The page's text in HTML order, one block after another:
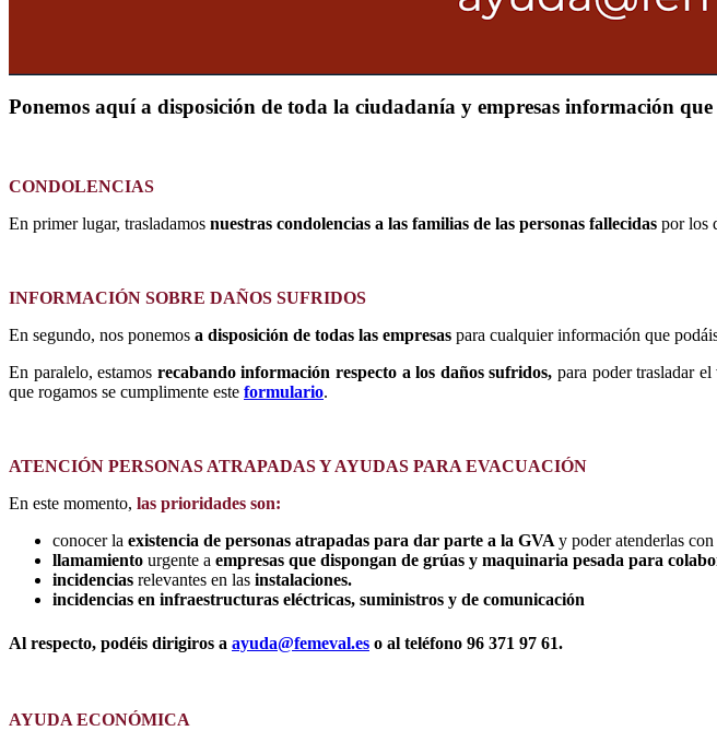
Ponemos aquí a disposición de toda la ciudadanía y empresas información que
CONDOLENCIAS
En primer lugar, trasladamos nuestras condolencias a las familias de las personas fallecidas por los
INFORMACIÓN SOBRE DAÑOS SUFRIDOS
En segundo, nos ponemos a disposición de todas las empresas para cualquier información que
En paralelo, estamos recabando información respecto a los daños sufridos, para poder trasladar
que rogamos se cumplimente este formulario.
ATENCIÓN PERSONAS ATRAPADAS Y AYUDAS PARA EVACUACIÓN
En este momento, las prioridades son:
conocer la existencia de personas atrapadas para dar parte a la GVA y poder atenderlas
llamamiento urgente a empresas que dispongan de grúas y maquinaria pesada para
incidencias relevantes en las instalaciones.
incidencias en infraestructuras eléctricas, suministros y de comunicación
Al respecto, podéis dirigiros a ayuda@femeval.es o al teléfono 96 371 97 61.
AYUDA ECONÓMICA